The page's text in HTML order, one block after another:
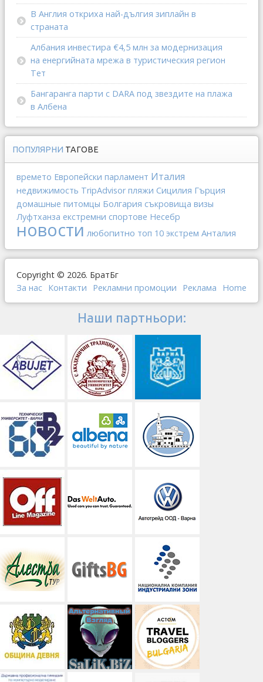
В Англия откриха най-дългия зиплайн в
страната
Албания инвестира €4,5 млн за модернизация
на енергийната мрежа в туристическия регион
Тет
Бангаранга парти с DARA под звездите на плажа
в Албена
ПОПУЛЯРНИ ТАГОВЕ
времето Европейски парламент Италия
недвижимость TripAdvisor пляжи Сицилия Гърция
домашные питомцы Болгария съкровища визы
Луфтханза екстремни спортове Несебр
новости любопитно топ 10 экстрем Анталия
Copyright © 2026. БратБг
За нас Контакти Рекламни промоции Реклама Home
Наши партньори: